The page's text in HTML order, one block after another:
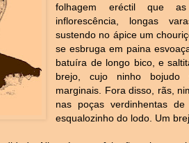
folhagem eréctil que
inflorescência, longas
sustendo no ápice um
se esbruga em paina
batuíra de longo bico, e
brejo, cujo ninho bojudo
marginais. Fora disso, rãs,
nas poças verdinhentas
esqualozinho do lodo. Um